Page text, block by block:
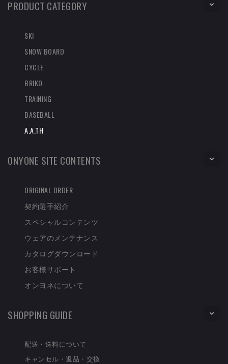
PRODUCT CATEGORY
SKI
SNOW BOARD
CYCLE
BRIKO
TRAINING
BASEBALL
A.A.TH
ONYONE SITE CONTENTS
ORIGINAL ORDER
契約選手紹介
スペシャルコンテンツ
ウェアのメンテナンス
カタログダウンロード
お客様サポート
オンヨネについて
SHOPPING GUIDE
配送・送料について
キャンセル・返品・交換